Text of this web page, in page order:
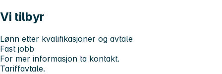
Vi tilbyr
Lønn etter kvalifikasjoner og avtale
Fast jobb
For mer informasjon ta kontakt.
Tariffavtale.